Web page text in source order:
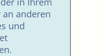
anderen
und